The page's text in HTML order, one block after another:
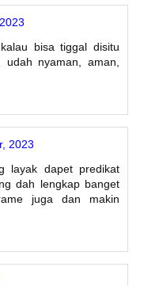
bisa tiggal disitu
nyaman, aman,
2023
layak dapet predikat
dah lengkap banget
juga dan makin